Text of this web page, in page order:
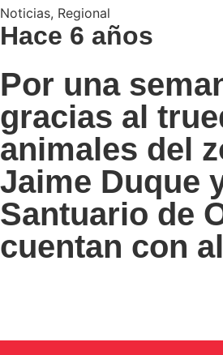
Noticias, Regional
Hace 6 años
Por una
gracias al
animales del
Jaime Duque
Santuario de
cuentan con